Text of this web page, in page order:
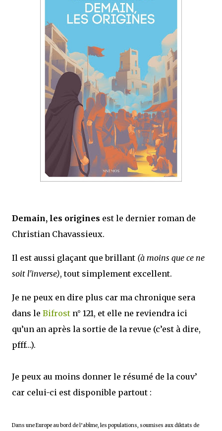
que Thomas connaissait et appréciait Olivier. Marlowe découvre une ville qu’il
ne connaissait pas, habitée par la méfiance, la peur et le rigorisme de la Ligue,
une ville pleine de mystères et de vieilles rancœurs. La Dame d...
Demain, les origines est le dernier roman de
Christian Chavassieux.
Il est aussi glaçant que brillant (à moins que ce ne
soit l'inverse), tout simplement excellent.
Je ne peux en dire plus car ma chronique sera
dans le Bifrost n° 121, et elle ne reviendra ici
qu’un an après la sortie de la revue (c’est à dire,
pfff…).
Je peux au moins donner le résumé de la couv’
car celui-ci est disponible partout :
Dans une Europe au bord de l’abîme, les populations, soumises aux diktats de